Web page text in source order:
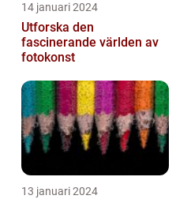
14 januari 2024
Utforska den
fascinerande världen av
fotokonst
13 januari 2024